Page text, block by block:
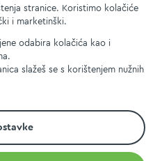
stranice. Koristimo kolačiće
i marketinški.
odabira kolačića kao i
slažeš se s korištenjem nužnih
prava zadržana.